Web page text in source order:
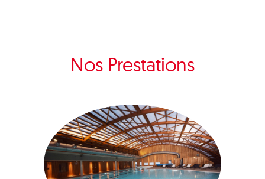
Nos Prestations